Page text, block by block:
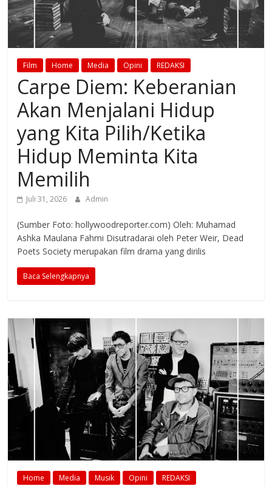
Film Home Media Opini REDAKSI
Carpe Diem: Keberanian
Akan Menjalani Hidup
yang Kita Pilih/Ketika
Hidup Meminta Kita
Memilih
Juli 31, 2026 Admin
(Sumber Foto: hollywoodreporter.com) Oleh: Muhamad
Ashka Maulana Fahmi Disutradarai oleh Peter Weir, Dead
Poets Society merupakan film drama yang dirilis
Baca Selengkapnya
Home Media Musik Opini REDAKSI